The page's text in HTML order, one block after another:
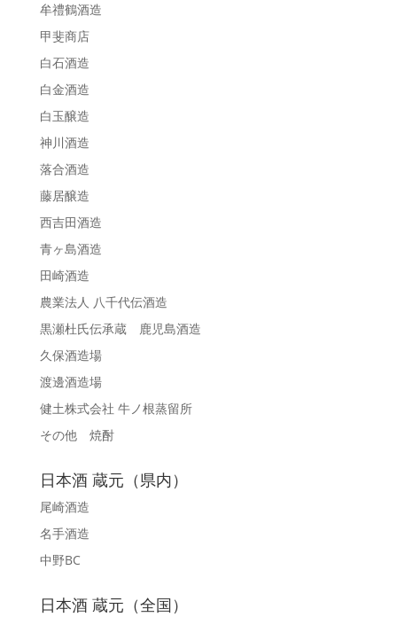
牟禮鶴酒造
甲斐商店
白石酒造
白金酒造
白玉醸造
神川酒造
落合酒造
藤居醸造
西吉田酒造
青ヶ島酒造
田崎酒造
農業法人 八千代伝酒造
黒瀬杜氏伝承蔵 鹿児島酒造
久保酒造場
渡邊酒造場
健土株式会社 牛ノ根蒸留所
その他 焼酎
日本酒 蔵元（県内）
尾崎酒造
名手酒造
中野BC
日本酒 蔵元（全国）